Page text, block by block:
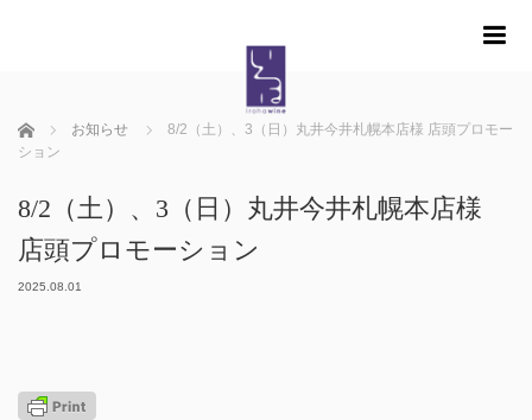
ホーム お知らせ
8/2（土）、3（日）丸井今井札幌本店様 店頭プロモー
ション
8/2（土）、3（日）丸井今井札幌本店様
店頭プロモーション
2025.08.01